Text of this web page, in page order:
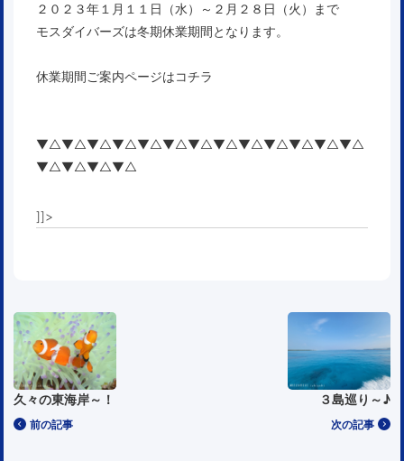
２０２３年１月１１日（水）～２月２８日（火）まで
モスダイバーズは冬期休業期間となります。
休業期間ご案内ページはコチラ
▼△▼△▼△▼△▼△▼△▼△▼△▼△▼△▼△▼△▼△
▼△▼△▼△▼△
]]>
前の記事
久々の東海岸～！
次の記事
３島巡り～♪